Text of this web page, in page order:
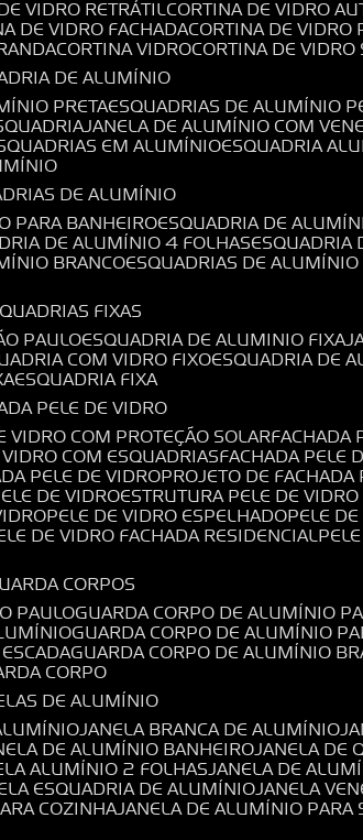
VIDRO RETRÁTIL CORTINA DE VIDRO
DE VIDRO FACHADA CORTINA DE
CORTINA VIDRO CORTINA DE
DE ALUMÍNIO
PRETA ESQUADRIAS DE ALUMÍNIO
JANELA DE ALUMÍNIO COM
EM ALUMÍNIO ESQUADRIA
DE ALUMÍNIO
PARA BANHEIRO ESQUADRIA DE
DE ALUMÍNIO 4 FOLHAS
BRANCO ESQUADRIAS DE
FIXAS
PAULO ESQUADRIA DE ALUMINIO FIXA
COM VIDRO FIXO ESQUADRIA DE
ESQUADRIA FIXA
PELE DE VIDRO
VIDRO COM PROTEÇÃO SOLAR
VIDRO COM ESQUADRIAS FACHADA
PELE DE VIDRO PROJETO DE
DE VIDRO ESTRUTURA PELE DE VIDRO
PELE DE VIDRO ESPELHADO PELE
DE VIDRO FACHADA RESIDENCIAL
GUARDA CORPOS
PAULO GUARDA CORPO DE ALUMÍNIO
GUARDA CORPO DE ALUMÍNIO
GUARDA CORPO DE ALUMÍNIO
CORPO
DE ALUMÍNIO
JANELA BRANCA DE ALUMÍNIO
DE ALUMÍNIO BANHEIRO JANELA DE
ALUMÍNIO 2 FOLHAS JANELA DE
ESQUADRIA DE ALUMÍNIO JANELA
COZINHA JANELA DE ALUMÍNIO PARA